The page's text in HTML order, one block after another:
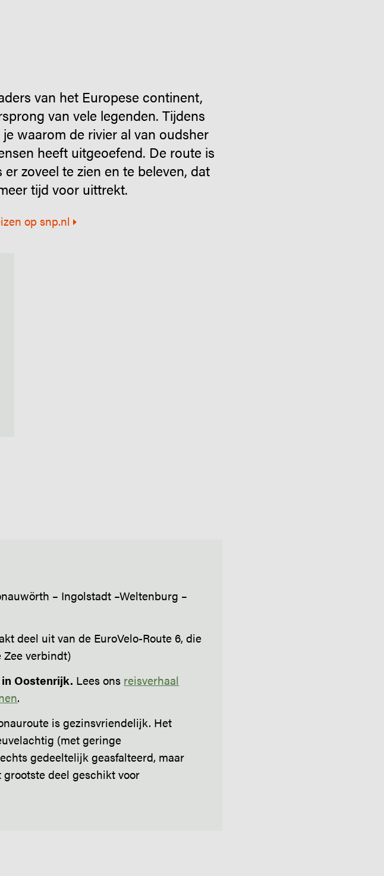
van het Europese continent,
van vele legenden. Tijdens
waarom de rivier al van oudsher
heeft uitgeoefend. De route is
zoveel te zien en te beleven, dat
tijd voor uittrekt.
op snp.nl
– Ingolstadt –Weltenburg –
deel uit van de EuroVelo-Route 6, die
Zee verbindt)
Oostenrijk. Lees ons reisverhaal
.
is gezinsvriendelijk. Het
(met geringe
gedeeltelijk geasfalteerd, maar
deel geschikt voor